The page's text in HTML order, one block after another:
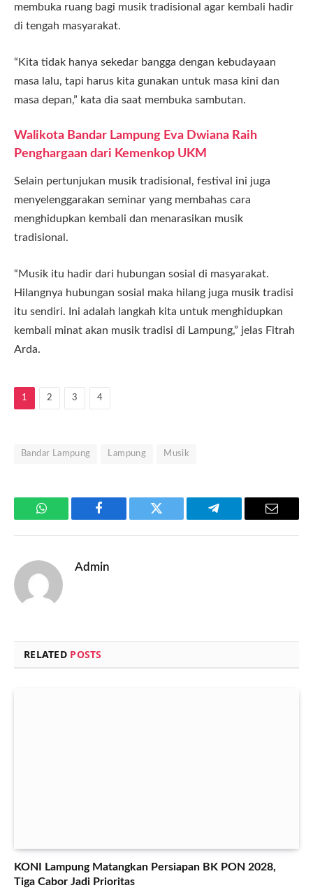
membuka ruang bagi musik tradisional agar kembali hadir
di tengah masyarakat.
“Kita tidak hanya sekedar bangga dengan kebudayaan
masa lalu, tapi harus kita gunakan untuk masa kini dan
masa depan,” kata dia saat membuka sambutan.
Walikota Bandar Lampung Eva Dwiana Raih
Penghargaan dari Kemenkop UKM
Selain pertunjukan musik tradisional, festival ini juga
menyelenggarakan seminar yang membahas cara
menghidupkan kembali dan menarasikan musik
tradisional.
“Musik itu hadir dari hubungan sosial di masyarakat.
Hilangnya hubungan sosial maka hilang juga musik tradisi
itu sendiri. Ini adalah langkah kita untuk menghidupkan
kembali minat akan musik tradisi di Lampung,” jelas Fitrah
Arda.
1 2 3 4
Bandar Lampung Lampung Musik
WhatsApp Facebook Twitter Telegram Email
Admin
RELATED POSTS
KONI Lampung Matangkan Persiapan BK PON 2028,
Tiga Cabor Jadi Prioritas